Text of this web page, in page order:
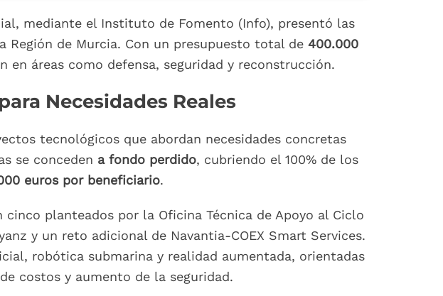
mediante el Instituto de Fomento (Info), presentó las
de Murcia. Con un presupuesto total de 400.000
en áreas como defensa, seguridad y reconstrucción.
Necesidades Reales
tecnológicos que abordan necesidades concretas
se conceden a fondo perdido, cubriendo el 100% de los
euros por beneficiario.
cinco planteados por la Oficina Técnica de Apoyo al Ciclo
y un reto adicional de Navantia-COEX Smart Services.
robótica submarina y realidad aumentada, orientadas
costos y aumento de la seguridad.